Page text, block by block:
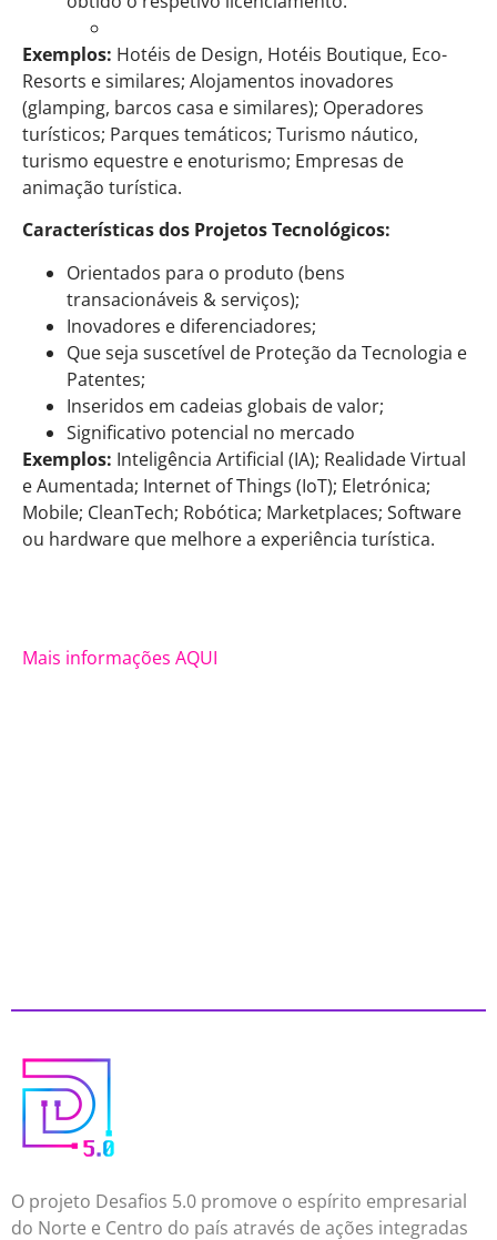
Exemplos: Hotéis de Design, Hotéis Boutique, Eco-
Resorts e similares; Alojamentos inovadores
(glamping, barcos casa e similares); Operadores
turísticos; Parques temáticos; Turismo náutico,
turismo equestre e enoturismo; Empresas de
animação turística.
Características dos Projetos Tecnológicos:
Orientados para o produto (bens
transacionáveis & serviços);
Inovadores e diferenciadores;
Que seja suscetível de Proteção da Tecnologia e
Patentes;
Inseridos em cadeias globais de valor;
Significativo potencial no mercado
Exemplos: Inteligência Artificial (IA); Realidade Virtual
e Aumentada; Internet of Things (IoT); Eletrónica;
Mobile; CleanTech; Robótica; Marketplaces; Software
ou hardware que melhore a experiência turística.
Mais informações AQUI
O projeto Desafios 5.0 promove o espírito empresarial
do Norte e Centro do país através de ações integradas